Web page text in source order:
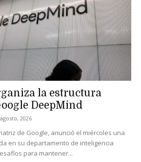
la estructura
DeepMind
2026
de Google, anunció el miércoles una
en su departamento de inteligencia
para mantener...